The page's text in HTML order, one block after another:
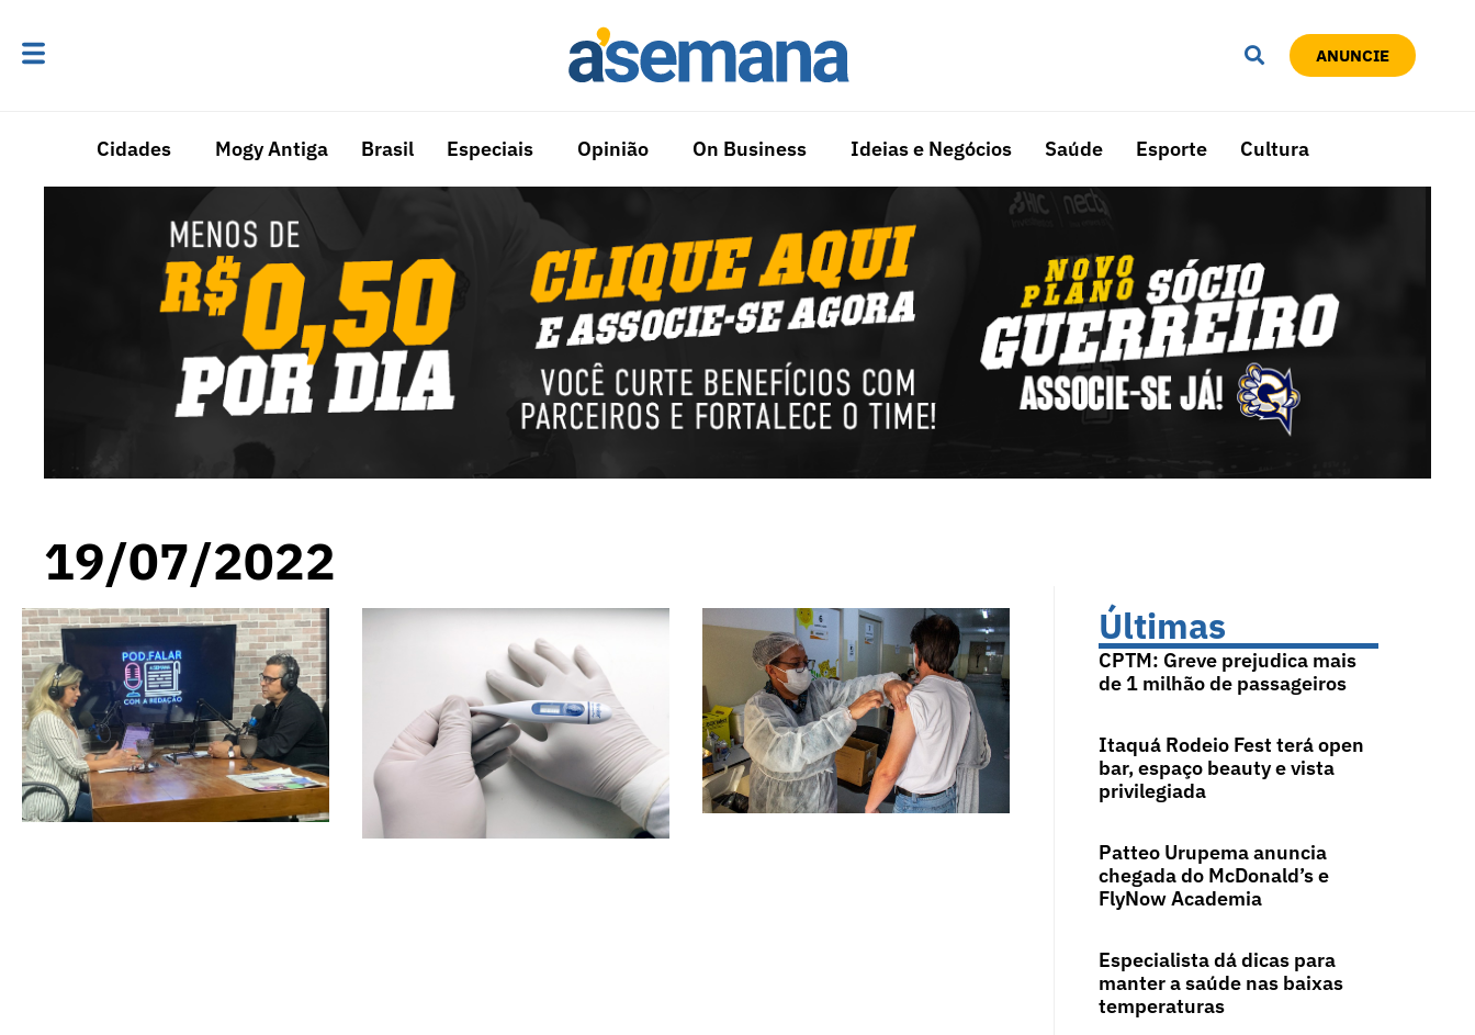
ANUNCIE
Cidades Mogy Antiga Brasil Especiais Opinião On Business Ideias e Negócios Saúde Esporte Cultura
19/07/2022
Últimas
CPTM: Greve prejudica mais
de 1 milhão de passageiros
Itaquá Rodeio Fest terá open
bar, espaço beauty e vista
privilegiada
Patteo Urupema anuncia
chegada do McDonald’s e
FlyNow Academia
Especialista dá dicas para
manter a saúde nas baixas
temperaturas